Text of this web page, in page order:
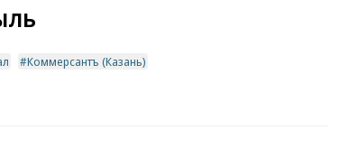
Коммерсантъ (Казань)